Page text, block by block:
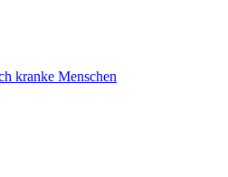
kranke Menschen